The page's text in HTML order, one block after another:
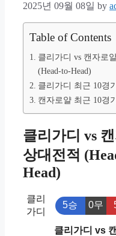
2025년 09월 08일 by
Table of Contents
클리가디 vs 캔자로
(Head-to-Head)
클리가디 최근 10경
캔자로얄 최근 10경
클리가디 vs
상대전적
Head)
클리
가디
5승 0무
클리가디 vs